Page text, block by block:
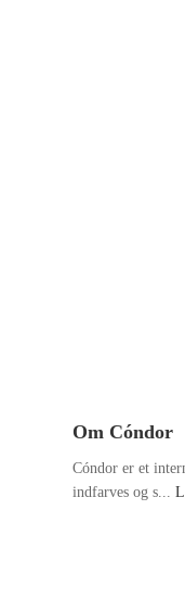
Om Cóndor
Cóndor er et
indfarves og s...